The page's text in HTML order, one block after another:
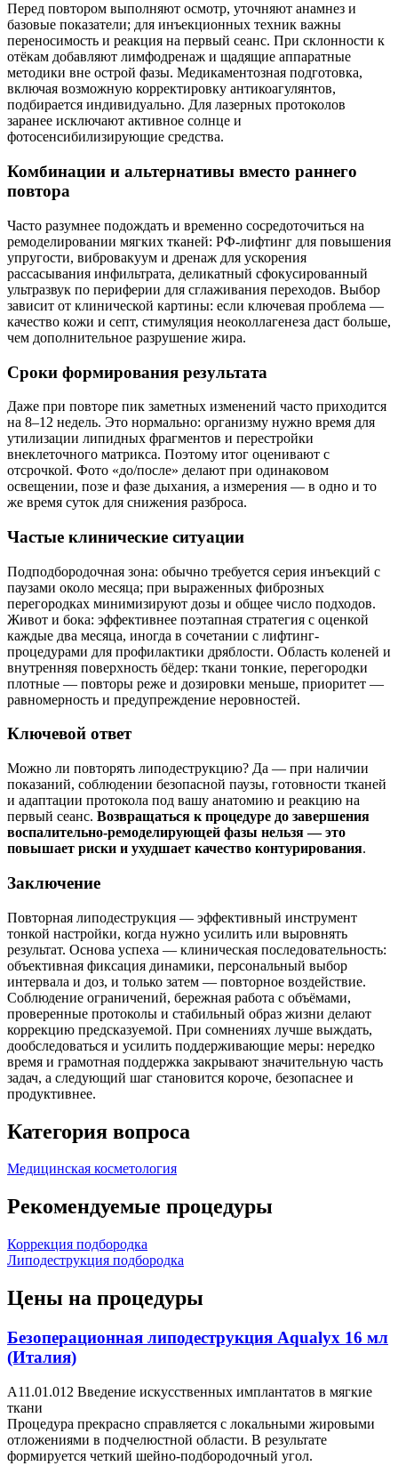
Перед повтором выполняют осмотр, уточняют анамнез и
базовые показатели; для инъекционных техник важны
переносимость и реакция на первый сеанс. При склонности к
отёкам добавляют лимфодренаж и щадящие аппаратные
методики вне острой фазы. Медикаментозная подготовка,
включая возможную корректировку антикоагулянтов,
подбирается индивидуально. Для лазерных протоколов
заранее исключают активное солнце и
фотосенсибилизирующие средства.
Комбинации и альтернативы вместо раннего
повтора
Часто разумнее подождать и временно сосредоточиться на
ремоделировании мягких тканей: РФ-лифтинг для повышения
упругости, вибровакуум и дренаж для ускорения
рассасывания инфильтрата, деликатный сфокусированный
ультразвук по периферии для сглаживания переходов. Выбор
зависит от клинической картины: если ключевая проблема —
качество кожи и септ, стимуляция неоколлагенеза даст больше,
чем дополнительное разрушение жира.
Сроки формирования результата
Даже при повторе пик заметных изменений часто приходится
на 8–12 недель. Это нормально: организму нужно время для
утилизации липидных фрагментов и перестройки
внеклеточного матрикса. Поэтому итог оценивают с
отсрочкой. Фото «до/после» делают при одинаковом
освещении, позе и фазе дыхания, а измерения — в одно и то
же время суток для снижения разброса.
Частые клинические ситуации
Подподбородочная зона: обычно требуется серия инъекций с
паузами около месяца; при выраженных фиброзных
перегородках минимизируют дозы и общее число подходов.
Живот и бока: эффективнее поэтапная стратегия с оценкой
каждые два месяца, иногда в сочетании с лифтинг-
процедурами для профилактики дряблости. Область коленей и
внутренняя поверхность бёдер: ткани тонкие, перегородки
плотные — повторы реже и дозировки меньше, приоритет —
равномерность и предупреждение неровностей.
Ключевой ответ
Можно ли повторять липодеструкцию? Да — при наличии
показаний, соблюдении безопасной паузы, готовности тканей
и адаптации протокола под вашу анатомию и реакцию на
первый сеанс. Возвращаться к процедуре до завершения
воспалительно-ремоделирующей фазы нельзя — это
повышает риски и ухудшает качество контурирования.
Заключение
Повторная липодеструкция — эффективный инструмент
тонкой настройки, когда нужно усилить или выровнять
результат. Основа успеха — клиническая последовательность:
объективная фиксация динамики, персональный выбор
интервала и доз, и только затем — повторное воздействие.
Соблюдение ограничений, бережная работа с объёмами,
проверенные протоколы и стабильный образ жизни делают
коррекцию предсказуемой. При сомнениях лучше выждать,
дообследоваться и усилить поддерживающие меры: нередко
время и грамотная поддержка закрывают значительную часть
задач, а следующий шаг становится короче, безопаснее и
продуктивнее.
Категория вопроса
Медицинская косметология
Рекомендуемые процедуры
Коррекция подбородка
Липодеструкция подбородка
Цены на процедуры
Безоперационная липодеструкция Aqualyx 16 мл
(Италия)
А11.01.012 Введение искусственных имплантатов в мягкие
ткани
Процедура прекрасно справляется с локальными жировыми
отложениями в подчелюстной области. В результате
формируется четкий шейно-подбородочный угол.